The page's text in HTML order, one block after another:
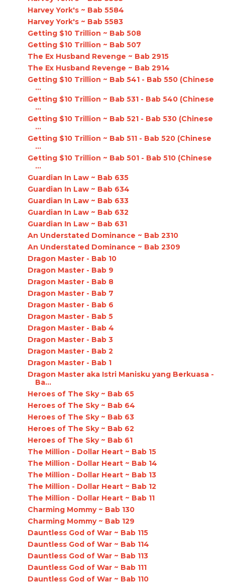
Harvey York's ~ Bab 5584
Harvey York's ~ Bab 5583
Getting $10 Trillion ~ Bab 508
Getting $10 Trillion ~ Bab 507
The Ex Husband Revenge ~ Bab 2915
The Ex Husband Revenge ~ Bab 2914
Getting $10 Trillion ~ Bab 541 - Bab 550 (Chinese
...
Getting $10 Trillion ~ Bab 531 - Bab 540 (Chinese
...
Getting $10 Trillion ~ Bab 521 - Bab 530 (Chinese
...
Getting $10 Trillion ~ Bab 511 - Bab 520 (Chinese
...
Getting $10 Trillion ~ Bab 501 - Bab 510 (Chinese
...
Guardian In Law ~ Bab 635
Guardian In Law ~ Bab 634
Guardian In Law ~ Bab 633
Guardian In Law ~ Bab 632
Guardian In Law ~ Bab 631
An Understated Dominance ~ Bab 2310
An Understated Dominance ~ Bab 2309
Dragon Master - Bab 10
Dragon Master - Bab 9
Dragon Master - Bab 8
Dragon Master - Bab 7
Dragon Master - Bab 6
Dragon Master - Bab 5
Dragon Master - Bab 4
Dragon Master - Bab 3
Dragon Master - Bab 2
Dragon Master - Bab 1
Dragon Master aka Istri Manisku yang Berkuasa -
Ba...
Heroes of The Sky ~ Bab 65
Heroes of The Sky ~ Bab 64
Heroes of The Sky ~ Bab 63
Heroes of The Sky ~ Bab 62
Heroes of The Sky ~ Bab 61
The Million - Dollar Heart ~ Bab 15
The Million - Dollar Heart ~ Bab 14
The Million - Dollar Heart ~ Bab 13
The Million - Dollar Heart ~ Bab 12
The Million - Dollar Heart ~ Bab 11
Charming Mommy ~ Bab 130
Charming Mommy ~ Bab 129
Dauntless God of War ~ Bab 115
Dauntless God of War ~ Bab 114
Dauntless God of War ~ Bab 113
Dauntless God of War ~ Bab 111
Dauntless God of War ~ Bab 110